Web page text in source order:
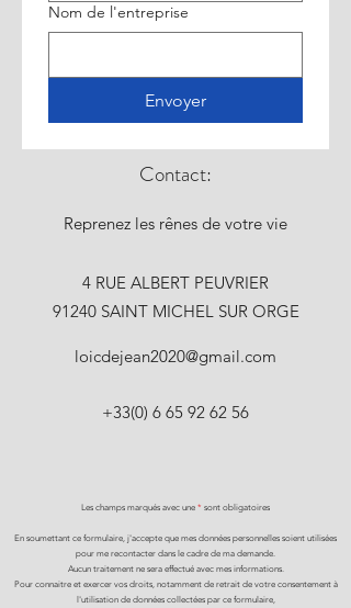
Nom de l'entreprise
Envoyer
Contact:
Reprenez les rênes de votre vie
4 RUE ALBERT PEUVRIER
91240 SAINT MICHEL SUR ORGE
loicdejean2020@gmail.com
+33(0) 6 65 92 62 56
Les champs marqués avec une * sont obligatoires
En soumettant ce formulaire, j'accepte que mes données personnelles soient utilisées
pour me recontacter dans le cadre de ma demande.
Aucun traitement ne sera effectué avec mes informations.
Pour connaitre et exercer vos droits, notamment de retrait de votre consentement à
l'utilisation de données collectées par ce formulaire,